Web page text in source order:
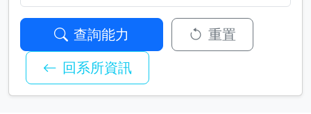
查詢能力
重置
回系所資訊